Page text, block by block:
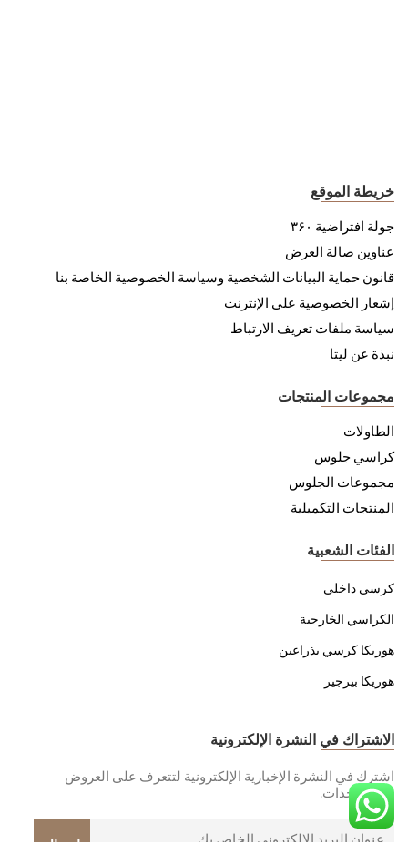
خريطة الموقع
جولة افتراضية ۳۶۰
عناوين صالة العرض
قانون حماية البيانات الشخصية وسياسة الخصوصية الخاصة بنا
إشعار الخصوصية على الإنترنت
سياسة ملفات تعريف الارتباط
نبذة عن ليتا
مجموعات المنتجات
الطاولات
كراسي جلوس
مجموعات الجلوس
المنتجات التكميلية
الفئات الشعبية
كرسي داخلي
الكراسي الخارجية
هوريكا كرسي بذراعين
هوريكا بيرجير
الاشتراك في النشرة الإلكترونية
اشترك في النشرة الإخبارية الإلكترونية لتتعرف على العروض
والمستجدات.